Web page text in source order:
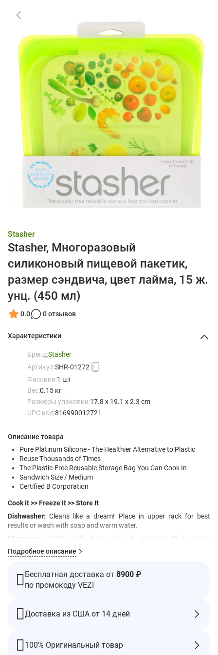
Stasher
Stasher, Многоразовый
силиконовый пищевой пакетик,
размер сэндвича, цвет лайма, 15 ж.
унц. (450 мл)
0.0 0 отзывов
Характеристики
Бренд:Stasher
Артикул:SHR-01272
Фасовка:1 шт
Вес:0.15 кг
Размеры упаковки:17.8 x 19.1 x 2.3 cm
UPC код:816990012721
Описание товара
Pure Platinum Silicone - The Healthier Alternative to Plastic
Reuse Thousands of Times
The Plastic-Free Reusable Storage Bag You Can Cook In
Sandwich Size / Medium
Certified B Corporation
Cook It >> Freeze It >> Store It
Dishwasher:Cleans like a dream! Place in upper rack for best
results or wash with soap and warm water.
Microwave:
Safely defrost or cook in minutes. Place inside
microwave with bag open.
safely and easily.
Stovetop + Sous Vide:Enjoy four-star flavor! Burp fist, press seal
close.
durable, non-toxic and temperature resistant. It's the healthy
Подробное описание
Бесплатная доставка от 8900 ₽
по промокоду VEZI
Доставка из США от 14 дней
100% Оригинальный товар